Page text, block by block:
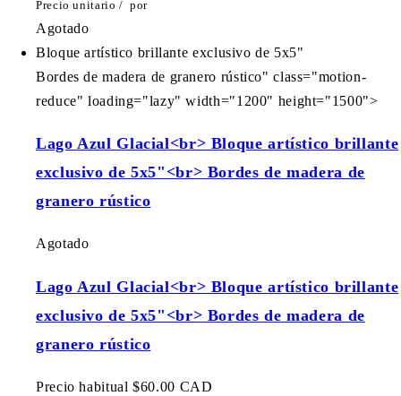
Precio unitario / por
Agotado
Bloque artístico brillante exclusivo de 5x5"
Bordes de madera de granero rústico" class="motion-
reduce" loading="lazy" width="1200" height="1500">
Lago Azul Glacial<br> Bloque artístico brillante
exclusivo de 5x5"<br> Bordes de madera de
granero rústico
Agotado
Lago Azul Glacial<br> Bloque artístico brillante
exclusivo de 5x5"<br> Bordes de madera de
granero rústico
Precio habitual $60.00 CAD